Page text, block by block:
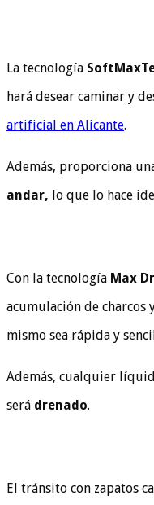
La tecnología
hará desear caminar y
artificial en Alicante.
Además, proporciona
andar, lo que lo hace
Con la tecnología Max
acumulación de
mismo sea rápida y
Además, cualquier
será drenado.
El tránsito con zapatos